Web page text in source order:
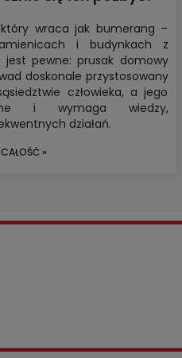
wraca jak bumerang –
i budynkach z
pewne: prusak domowy
doskonale przystosowany
człowieka, a jego
i wymaga wiedzy,
działań.
»